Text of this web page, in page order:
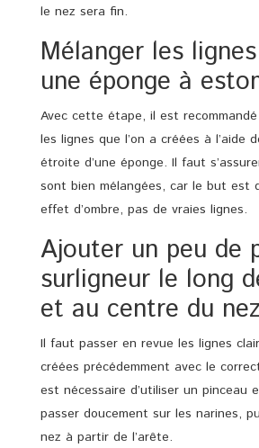
le nez sera fin.
Mélanger les
une éponge à
Avec cette étape, il est
les lignes que l’on a créées à l’aide
étroite d’une éponge. Il faut
sont bien mélangées, car le but est
effet d’ombre, pas de vraies lignes.
Ajouter un peu de
surligneur le long
et au centre du
Il faut passer en revue les lignes
créées précédemment avec le
est nécessaire d’utiliser un pinceau
passer doucement sur les narines,
nez à partir de l’arête.